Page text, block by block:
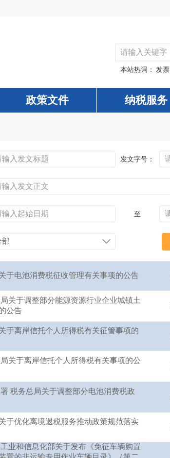
本站热词： 发票
政策文件 纳税服务
发文字号：
至
于电池消费税征收管理有关事项的公告
关于调整部分能源资源行业企业城镇土
公告
于离岸信托个人所得税有关征管事项的
关于离岸信托个人所得税有关事项的公
税务总局关于调整部分电池消费税政
于优化离境退税服务推动政策规范落实
业和信息化部关于发布《免征车辆购置